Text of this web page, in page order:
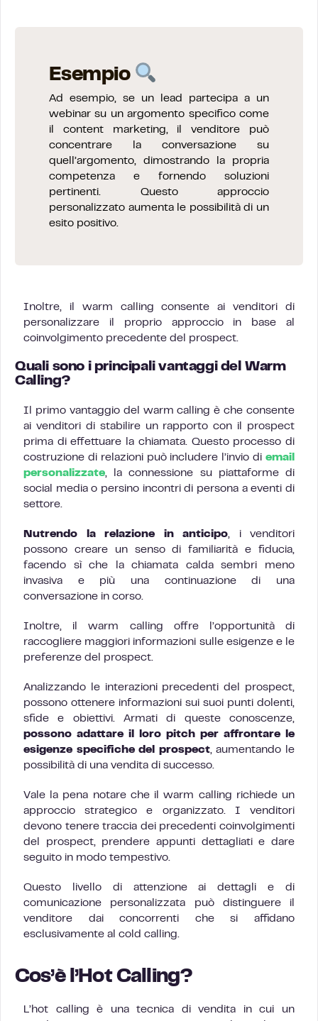
Esempio
Ad esempio, se un lead partecipa a un
webinar su un argomento specifico come
il content marketing, il venditore può
concentrare la conversazione su
quell’argomento, dimostrando la propria
competenza e fornendo soluzioni
pertinenti. Questo approccio
personalizzato aumenta le possibilità di un
esito positivo.
Inoltre, il warm calling consente ai venditori di
personalizzare il proprio approccio in base al
coinvolgimento precedente del prospect.
Quali sono i principali vantaggi del Warm
Calling?
Il primo vantaggio del warm calling è che consente
ai venditori di stabilire un rapporto con il prospect
prima di effettuare la chiamata. Questo processo di
costruzione di relazioni può includere l’invio di email
personalizzate, la connessione su piattaforme di
social media o persino incontri di persona a eventi di
settore.
Nutrendo la relazione in anticipo, i venditori
possono creare un senso di familiarità e fiducia,
facendo sì che la chiamata calda sembri meno
invasiva e più una continuazione di una
conversazione in corso.
Inoltre, il warm calling offre l’opportunità di
raccogliere maggiori informazioni sulle esigenze e le
preferenze del prospect.
Analizzando le interazioni precedenti del prospect,
possono ottenere informazioni sui suoi punti dolenti,
sfide e obiettivi. Armati di queste conoscenze,
possono adattare il loro pitch per affrontare le
esigenze specifiche del prospect, aumentando le
possibilità di una vendita di successo.
Vale la pena notare che il warm calling richiede un
approccio strategico e organizzato. I venditori
devono tenere traccia dei precedenti coinvolgimenti
del prospect, prendere appunti dettagliati e dare
seguito in modo tempestivo.
Questo livello di attenzione ai dettagli e di
comunicazione personalizzata può distinguere il
venditore dai concorrenti che si affidano
esclusivamente al cold calling.
Cos’è l’Hot Calling?
L’hot calling è una tecnica di vendita in cui un